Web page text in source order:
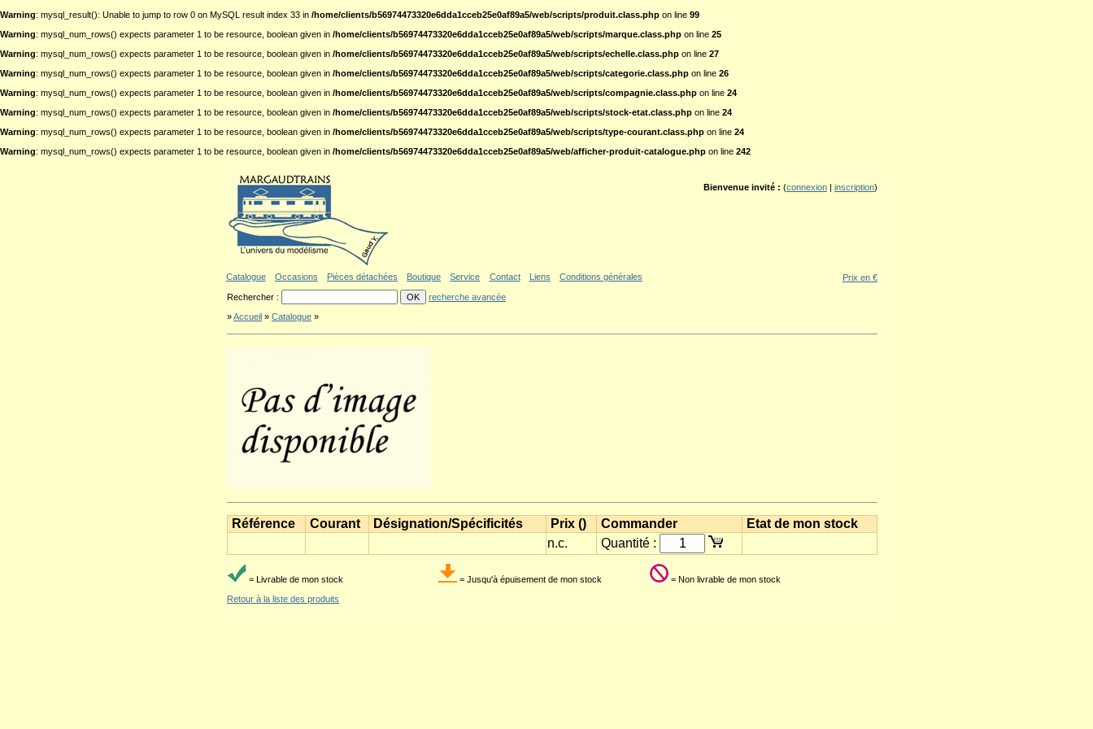
Warning: mysql_result(): Unable to jump to row 0 on MySQL result index 33 in /home/clients/b56974473320e6dda1cceb25e0af89a5/web/scripts/produit.class.php on line 99
Warning: mysql_num_rows() expects parameter 1 to be resource, boolean given in /home/clients/b56974473320e6dda1cceb25e0af89a5/web/scripts/marque.class.php on line 25
Warning: mysql_num_rows() expects parameter 1 to be resource, boolean given in /home/clients/b56974473320e6dda1cceb25e0af89a5/web/scripts/echelle.class.php on line 27
Warning: mysql_num_rows() expects parameter 1 to be resource, boolean given in /home/clients/b56974473320e6dda1cceb25e0af89a5/web/scripts/categorie.class.php on line 26
Warning: mysql_num_rows() expects parameter 1 to be resource, boolean given in /home/clients/b56974473320e6dda1cceb25e0af89a5/web/scripts/compagnie.class.php on line 24
Warning: mysql_num_rows() expects parameter 1 to be resource, boolean given in /home/clients/b56974473320e6dda1cceb25e0af89a5/web/scripts/stock-etat.class.php on line 24
Warning: mysql_num_rows() expects parameter 1 to be resource, boolean given in /home/clients/b56974473320e6dda1cceb25e0af89a5/web/scripts/type-courant.class.php on line 24
Warning: mysql_num_rows() expects parameter 1 to be resource, boolean given in /home/clients/b56974473320e6dda1cceb25e0af89a5/web/afficher-produit-catalogue.php on line 242
Bienvenue invité : (connexion | inscription)
Catalogue Occasions Pièces détachées Boutique Service Contact Liens Conditions générales
Rechercher : recherche avancée
Prix en €
»Accueil » Catalogue »
Référence Courant Désignation/Spécificités Prix () Commander
Etat de mon stock
n.c.
Quantité :
= Livrable de mon stock = Jusqu'à épuisement de mon stock = Non livrable de mon stock
Retour à la liste des produits